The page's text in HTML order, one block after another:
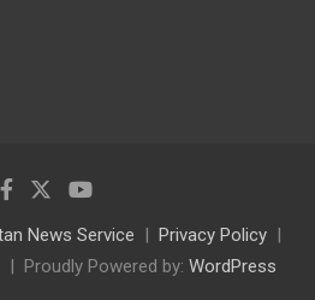
News Service
Privacy Policy
Proudly Powered by: WordPress